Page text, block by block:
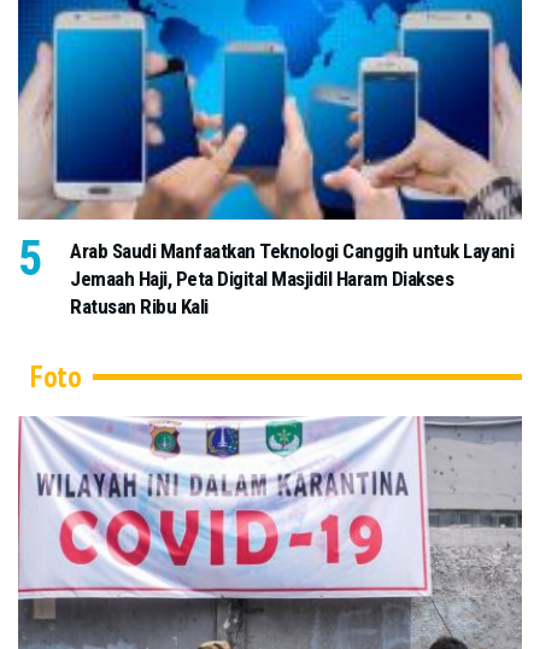
Arab Saudi Manfaatkan Teknologi Canggih untuk Layani
Jemaah Haji, Peta Digital Masjidil Haram Diakses
Ratusan Ribu Kali
Foto